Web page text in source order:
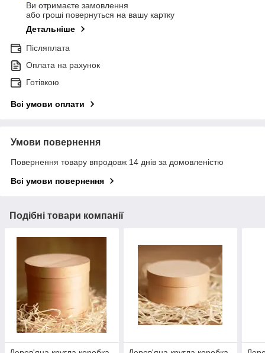
Ви отримаєте замовлення
або гроші повернуться на вашу картку
Детальніше
Післяплата
Оплата на рахунок
Готівкою
Всі умови оплати
Умови повернення
Повернення товару впродовж 14 днів за домовленістю
Всі умови повернення
Подібні товари компанії